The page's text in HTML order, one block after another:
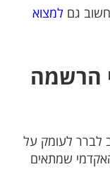
גם למצוא
הרשמה
לברר לעומק על
שמתאים